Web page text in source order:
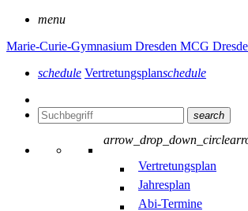
menu
Marie-Curie-Gymnasium Dresden MCG
schedule Vertretungsplanschedule
search
arrow_drop_down_circle
Vertretungsplan
Jahresplan
Abi-Termine